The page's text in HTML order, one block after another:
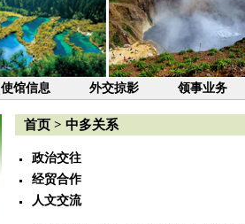
使馆信息 外交掠影 领事业务
首页 > 中多关系
政治交往
经贸合作
人文交流